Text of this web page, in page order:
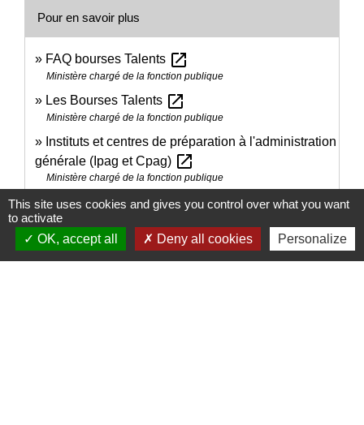
Pour en savoir plus
FAQ bourses Talents open_in_new
Ministère chargé de la fonction publique
Les Bourses Talents open_in_new
Ministère chargé de la fonction publique
Instituts et centres de préparation à l'administration
générale (Ipag et Cpag) open_in_new
Ministère chargé de la fonction publique
Les Classes Prépa Talentsopen_in_new
Ministère chargé de la fonction publique
Signaler une erreur sur cette page
This site uses cookies and gives you control over what you want
to activate
OK, accept all
Deny all cookies Personalize